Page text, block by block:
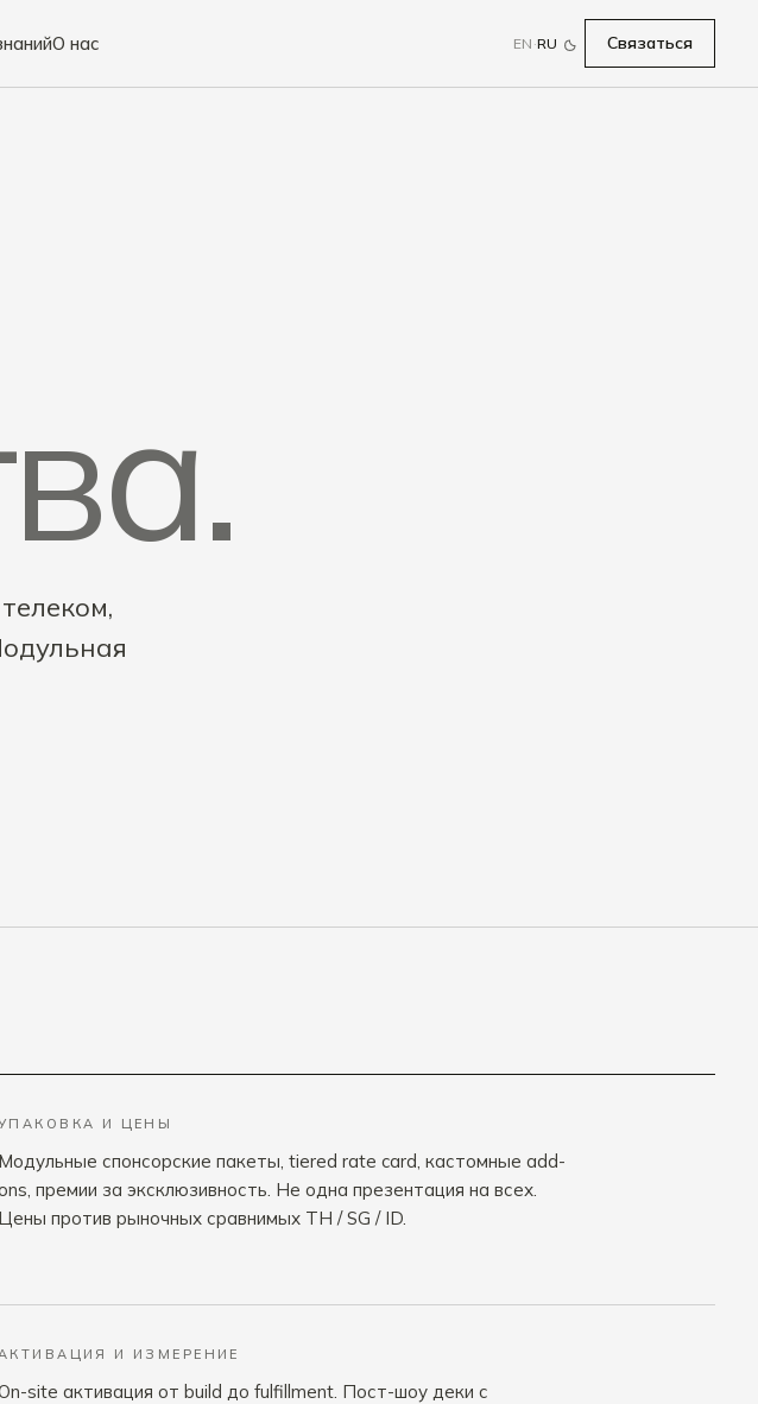
О нас EN ·RU Связаться
И ЦЕНЫ
Модульные спонсорские пакеты, tiered rate card, кастомные add-
премии за эксклюзивность. Не одна презентация на всех.
Цены против рыночных сравнимых TH / SG / ID.
И ИЗМЕРЕНИЕ
site активация от build до fulfillment. Пост-шоу деки с